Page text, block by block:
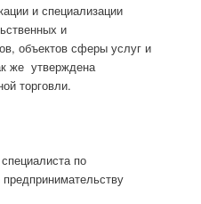
и специализации
и
объектов сферы услуг и
же утверждена
торговли.
по
предпринимательству